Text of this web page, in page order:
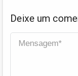
Deixe um